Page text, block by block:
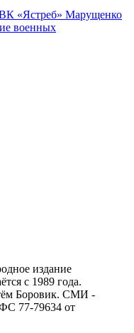
«Ястреб» Марущенко
военных
издание
с 1989 года.
Боровик. CМИ -
77-79634 от